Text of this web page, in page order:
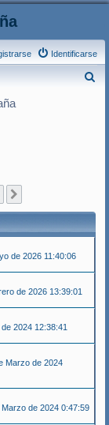
Identificarse
de 2026 11:40:06
de 2026 13:39:01
2024 12:38:41
Marzo de 2024
de 2024 0:47:59